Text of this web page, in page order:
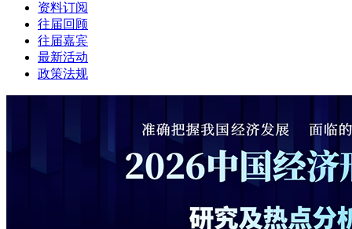
资料订阅
往届回顾
往届嘉宾
最新活动
政策法规